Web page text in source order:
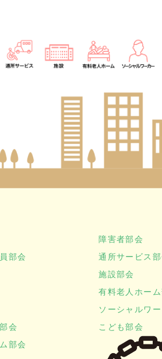
部会
会
部会
障害者部会
通所サービス
施設部会
有料老人ホー
ソーシャルワ
こども部会